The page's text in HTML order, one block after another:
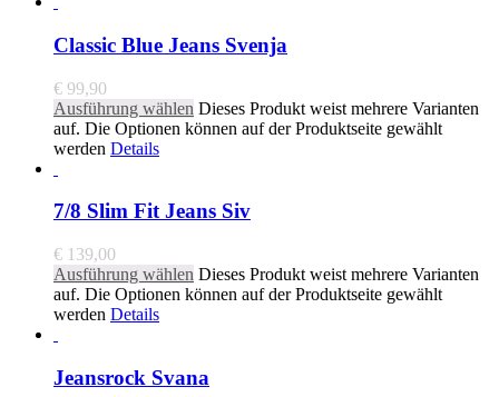
Classic Blue Jeans Svenja
€ 99,90
Ausführung wählen Dieses Produkt weist mehrere Varianten
auf. Die Optionen können auf der Produktseite gewählt
werden Details
7/8 Slim Fit Jeans Siv
€ 139,00
Ausführung wählen Dieses Produkt weist mehrere Varianten
auf. Die Optionen können auf der Produktseite gewählt
werden Details
Jeansrock Svana